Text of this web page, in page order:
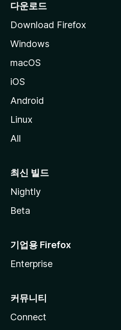
다운로드
Download Firefox
Windows
macOS
iOS
Android
Linux
All
최신 빌드
Nightly
Beta
기업용 Firefox
Enterprise
커뮤니티
Connect